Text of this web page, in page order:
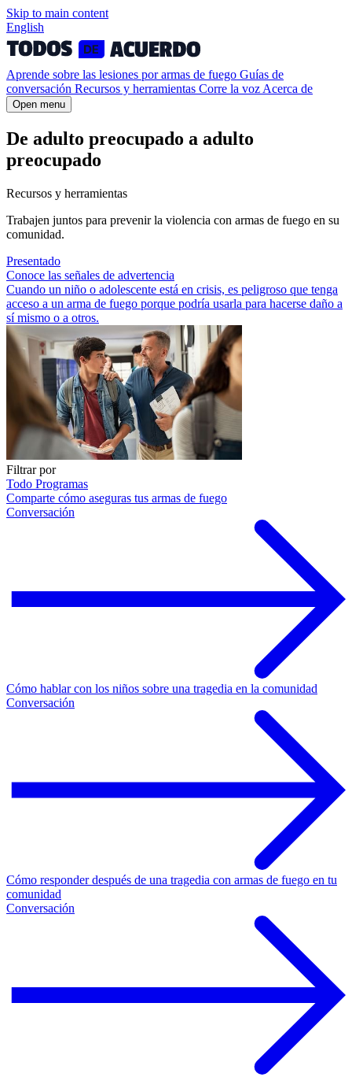
Skip to main content
English
Aprende sobre las lesiones por armas de fuego Guías de
conversación Recursos y herramientas Corre la voz Acerca de
Open menu
De adulto preocupado a adulto
preocupado
Recursos y herramientas
Trabajen juntos para prevenir la violencia con armas de fuego en su
comunidad.
Presentado
Conoce las señales de advertencia
Cuando un niño o adolescente está en crisis, es peligroso que tenga
acceso a un arma de fuego porque podría usarla para hacerse daño a
sí mismo o a otros.
Filtrar por
Todo Programas
Comparte cómo aseguras tus armas de fuego
Conversación
Cómo hablar con los niños sobre una tragedia en la comunidad
Conversación
Cómo responder después de una tragedia con armas de fuego en tu
comunidad
Conversación